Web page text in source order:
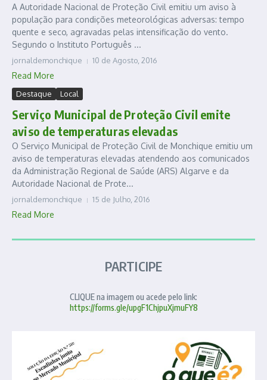
A Autoridade Nacional de Proteção Civil emitiu um aviso à
população para condições meteorológicas adversas: tempo
quente e seco, agravadas pelas intensificação do vento.
Segundo o Instituto Português ...
jornaldemonchique 10 de Agosto, 2016
Read More
Destaque Local
Serviço Municipal de Proteção Civil emite
aviso de temperaturas elevadas
O Serviço Municipal de Proteção Civil de Monchique emitiu um
aviso de temperaturas elevadas atendendo aos comunicados
da Administração Regional de Saúde (ARS) Algarve e da
Autoridade Nacional de Prote...
jornaldemonchique 15 de Julho, 2016
Read More
PARTICIPE
CLIQUE na imagem ou acede pelo link:
https://forms.gle/upgF1ChjpuXjmuFY8